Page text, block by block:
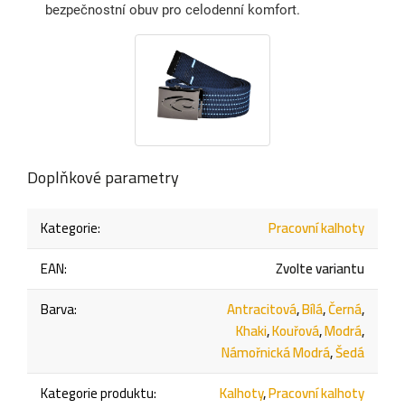
bezpečnostní obuv pro celodenní komfort.
Doplňkové parametry
Kategorie:
Pracovní kalhoty
EAN:
Zvolte variantu
Barva: Antracitová,Bílá,Černá,
Khaki,Kouřová,Modrá,
Námořnická Modrá,Šedá
Kategorie produktu: Kalhoty,Pracovní kalhoty